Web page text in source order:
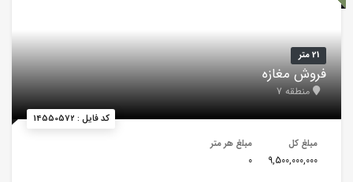
کد فایل : 14550572
21 متر
فروش مغازه
منطقه 7
مبلغ کل
9,500,000,000
مبلغ هر متر
0